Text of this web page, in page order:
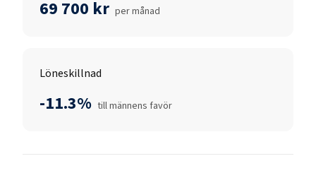
69 700 kr per månad
Löneskillnad
-11.3% till männens favör